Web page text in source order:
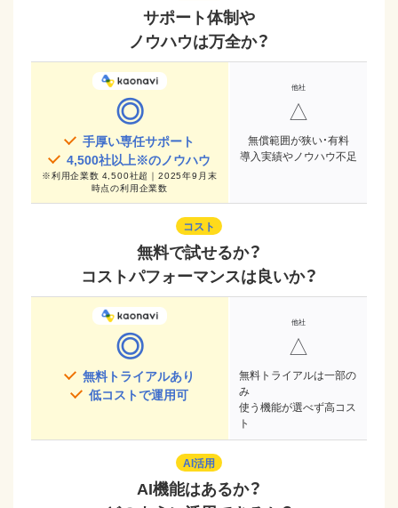
サポート体制や
ノウハウは万全か？
◎
手厚い専任サポート
4,500社以上※のノウハウ
※利用企業数 4,500社超｜2025年9月末
時点の利用企業数
△
無償範囲が狭い・有料
導入実績やノウハウ不足
コスト
無料で試せるか？
コストパフォーマンスは良いか？
◎
無料トライアルあり
低コストで運用可
△
無料トライアルは一部の
み
使う機能が選べず高コス
ト
AI活用
AI機能はあるか？